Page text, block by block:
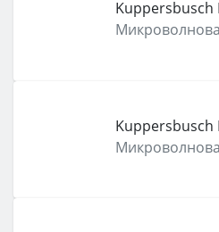
Kuppersbusch
Kuppersbusch